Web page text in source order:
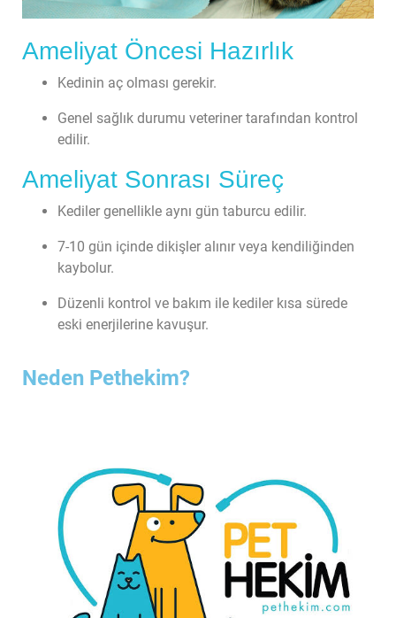
Ameliyat Öncesi Hazırlık
Kedinin aç olması gerekir.
Genel sağlık durumu veteriner tarafından kontrol
edilir.
Ameliyat Sonrası Süreç
Kediler genellikle aynı gün taburcu edilir.
7-10 gün içinde dikişler alınır veya kendiliğinden
kaybolur.
Düzenli kontrol ve bakım ile kediler kısa sürede
eski enerjilerine kavuşur.
Neden Pethekim?